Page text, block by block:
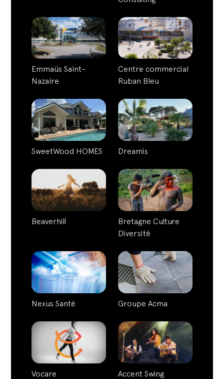
Emmaüs Saint-
Nazaire
Centre commercial
Ruban Bleu
SweetWood HOMES Dreamis
Beaverhill
Bretagne Culture
Diversité
Nexus Santé Groupe Acma
Vocare
Accent Swing